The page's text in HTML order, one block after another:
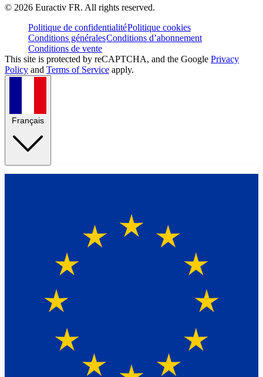
© 2026 Euractiv FR. All rights reserved.
Politique de confidentialitéPolitique cookies
Conditions généralesConditions d’abonnement
Conditions de vente
This site is protected by reCAPTCHA, and the Google Privacy
Policy and Terms of Service apply.
Français